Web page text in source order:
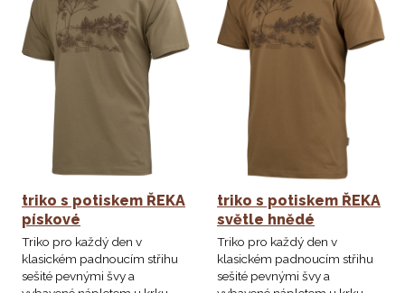
triko s potiskem ŘEKA
pískové
Triko pro každý den v
klasickém padnoucím střihu
sešité pevnými švy a
triko s potiskem ŘEKA
světle hnědé
Triko pro každý den v
klasickém padnoucím střihu
sešité pevnými švy a